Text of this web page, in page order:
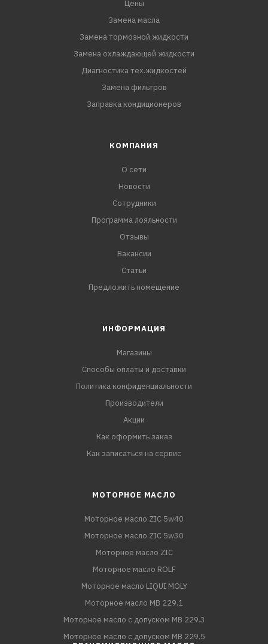
Цены
Замена масла
Замена тормозной жидкости
Замена охлаждающей жидкости
Диагностика тех.жидкостей
Замена фильтров
Заправка кондиционеров
КОМПАНИЯ
О сети
Новости
Сотрудники
Программа лояльности
Отзывы
Вакансии
Статьи
Предложить помещение
ИНФОРМАЦИЯ
Магазины
Способы оплаты и доставки
Политика конфиденциальности
Производители
Акции
Как оформить заказ
Как записаться на сервис
МОТОРНОЕ МАСЛО
Моторное масло ZIC 5w40
Моторное масло ZIC 5w30
Моторное масло ZIC
Моторное масло ROLF
Моторное масло LIQUI MOLY
Моторное масло MB 229.1
Моторное масло с допуском MB 229.3
Моторное масло с допуском MB 229.5